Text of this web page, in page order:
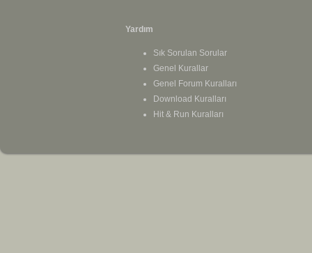
Yardım
Sık Sorulan Sorular
Genel Kurallar
Genel Forum Kuralları
Download Kuralları
Hit & Run Kuralları